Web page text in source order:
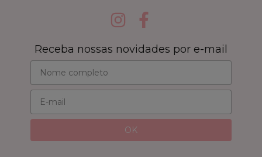
Receba nossas novidades por e-mail